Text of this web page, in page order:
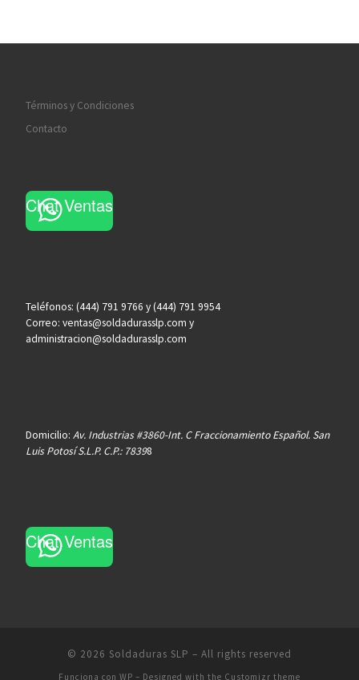
Términos y Condiciones
Contacto
Chat Ventas
Teléfonos: (444) 791 9766 y (444) 791 9954
Correo: ventas@soldadurasslp.com y
administracion@soldadurasslp.com
Domicilio: Av. Industrias #3860-Int. C Fraccionamiento Español. San
Luis Potosí S.L.P. C.P.: 78398
Chat Ventas
© 2026 Soldaduras SLP – All rights reserved
Funciona con WP – Designed with the Customizr theme